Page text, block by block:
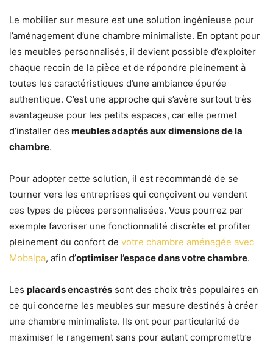
Le mobilier sur mesure est une solution ingénieuse pour
l’aménagement d’une chambre minimaliste. En optant pour
les meubles personnalisés, il devient possible d’exploiter
chaque recoin de la pièce et de répondre pleinement à
toutes les caractéristiques d’une ambiance épurée
authentique. C’est une approche qui s’avère surtout très
avantageuse pour les petits espaces, car elle permet
d’installer des meubles adaptés aux dimensions de la
chambre.
Pour adopter cette solution, il est recommandé de se
tourner vers les entreprises qui conçoivent ou vendent
ces types de pièces personnalisées. Vous pourrez par
exemple favoriser une fonctionnalité discrète et profiter
pleinement du confort de votre chambre aménagée avec
Mobalpa, afin d’optimiser l’espace dans votre chambre.
Les placards encastrés sont des choix très populaires en
ce qui concerne les meubles sur mesure destinés à créer
une chambre minimaliste. Ils ont pour particularité de
maximiser le rangement sans pour autant compromettre